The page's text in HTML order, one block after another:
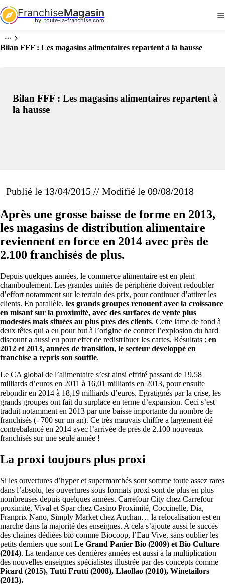
FranchiseMagasin
by  toute-la-franchise.com
Bilan FFF : Les magasins alimentaires repartent à la hausse
Bilan FFF : Les magasins alimentaires repartent à
la hausse
Publié le 13/04/2015 // Modifié le 09/08/2018
Après une grosse baisse de forme en 2013,
les magasins de distribution alimentaire
reviennent en force en 2014 avec près de
2.100 franchisés de plus.
Depuis quelques années, le commerce alimentaire est en plein
chamboulement. Les grandes unités de périphérie doivent redoubler
d’effort notamment sur le terrain des prix, pour continuer d’attirer les
clients. En parallèle, les grands groupes renouent avec la croissance
en misant sur la proximité, avec des surfaces de vente plus
modestes mais situées au plus près des clients. Cette lame de fond à
deux têtes qui a eu pour but à l’origine de contrer l’explosion du hard
discount a aussi eu pour effet de redistribuer les cartes. Résultats : en
2012 et 2013, années de transition, le secteur développé en
franchise a repris son souffle.
Le CA global de l’alimentaire s’est ainsi effrité passant de 19,58
milliards d’euros en 2011 à 16,01 milliards en 2013, pour ensuite
rebondir en 2014 à 18,19 milliards d’euros. Egratignés par la crise, les
grands groupes ont fait du surplace en terme d’expansion. Ceci s’est
traduit notamment en 2013 par une baisse importante du nombre de
franchisés (- 700 sur un an). Ce très mauvais chiffre a largement été
contrebalancé en 2014 avec l’arrivée de près de 2.100 nouveaux
franchisés sur une seule année !
La proxi toujours plus proxi
Si les ouvertures d’hyper et supermarchés sont somme toute assez rares
dans l’absolu, les ouvertures sous formats proxi sont de plus en plus
nombreuses depuis quelques années. Carrefour City chez Carrefour
proximité, Vival et Spar chez Casino Proximité, Coccinelle, Dia,
Franprix Nano, Simply Market chez Auchan… la relocalisation est en
marche dans la majorité des enseignes. A cela s’ajoute aussi le succès
des chaines dédiées bio comme Biocoop, l’Eau Vive, sans oublier les
petits derniers que sont Le Grand Panier Bio (2009) et Bio Culture
(2014). La tendance ces dernières années est aussi à la multiplication
des nouvelles enseignes spécialistes illustrée par des concepts comme
Picard (2015), Tutti Frutti (2008), Llaollao (2010), Winetailors
(2013).